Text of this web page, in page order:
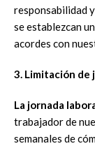
responsabilidad
se establezcan
acordes con
3. Limitación de
La jornada
trabajador de
semanales de